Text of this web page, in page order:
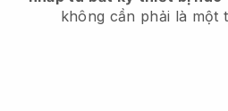
không cần phải là một